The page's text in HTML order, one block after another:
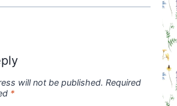
will not be published. Required
*